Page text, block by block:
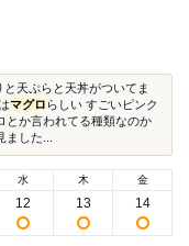
と天ぷらと天丼がついてま
マグロ らしい すごいピンク
とか言われてる種類なのか
した...
水
12
木
13
金
14